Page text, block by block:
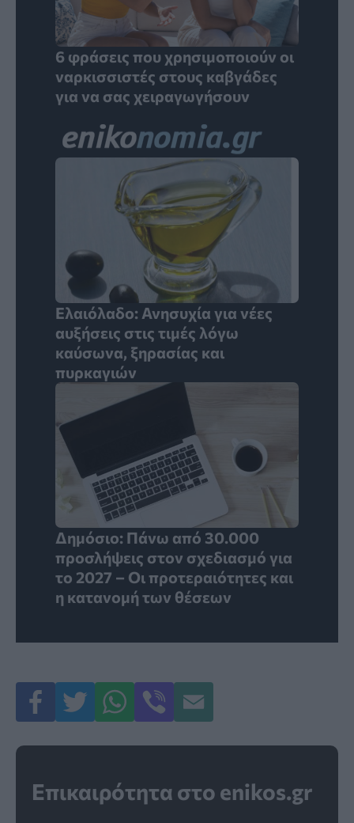
6 φράσεις που χρησιμοποιούν οι
ναρκισσιστές στους καβγάδες
για να σας χειραγωγήσουν
Ελαιόλαδο: Ανησυχία για νέες
αυξήσεις στις τιμές λόγω
καύσωνα, ξηρασίας και
πυρκαγιών
Δημόσιο: Πάνω από 30.000
προσλήψεις στον σχεδιασμό για
το 2027 – Οι προτεραιότητες και
η κατανομή των θέσεων
Επικαιρότητα στο enikos.gr